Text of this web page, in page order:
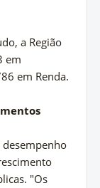
a Região
em
em Renda.
"Os